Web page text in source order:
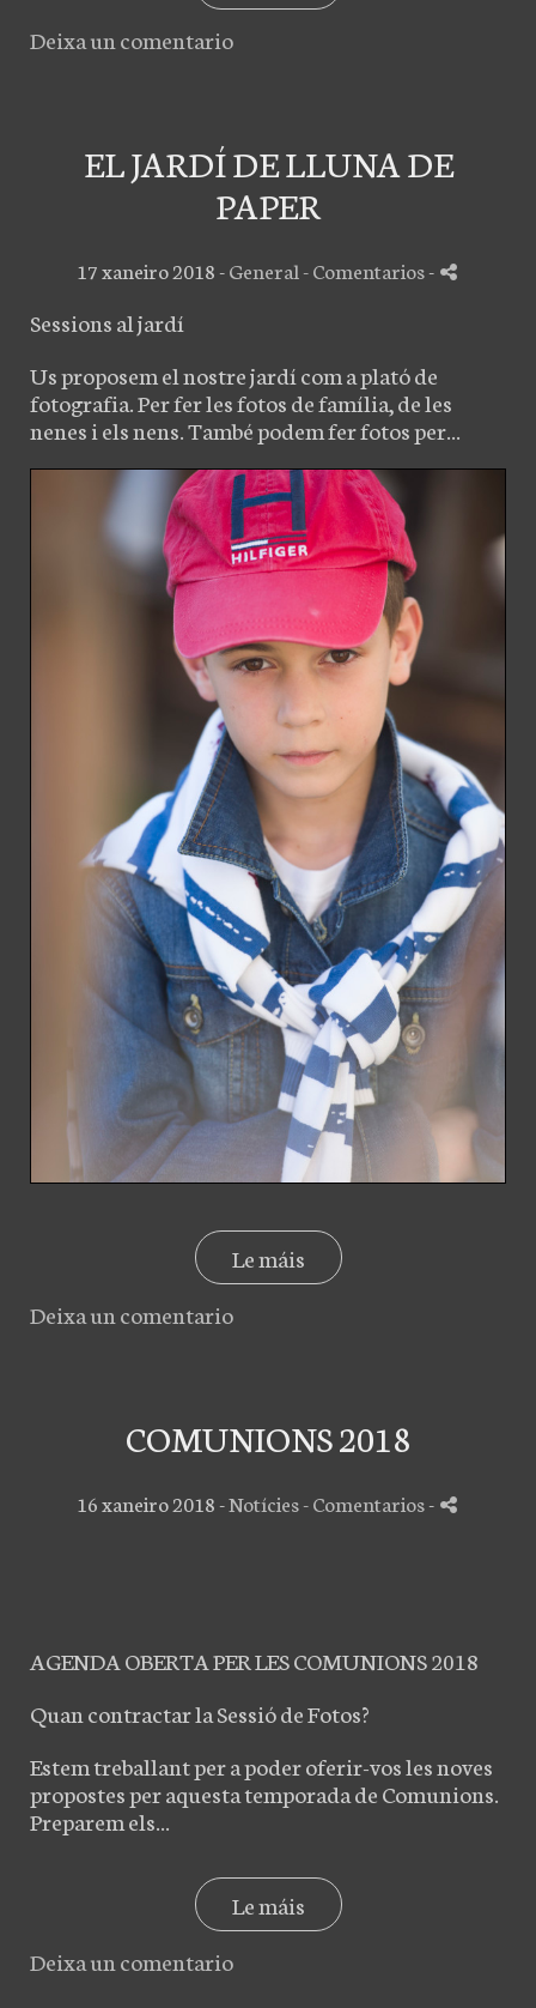
Deixa un comentario
EL JARDÍ DE LLUNA DE
PAPER
17 xaneiro 2018 -General - Comentarios-
Sessions al jardí
Us proposem el nostre jardí com a plató de
fotografia. Per fer les fotos de família, de les
nenes i els nens. També podem fer fotos per...
Le máis
Deixa un comentario
COMUNIONS 2018
16 xaneiro 2018 -Notícies- Comentarios-
AGENDA OBERTA PER LES COMUNIONS 2018
Quan contractar la Sessió de Fotos?
Estem treballant per a poder oferir-vos les noves
propostes per aquesta temporada de Comunions.
Preparem els...
Le máis
Deixa un comentario